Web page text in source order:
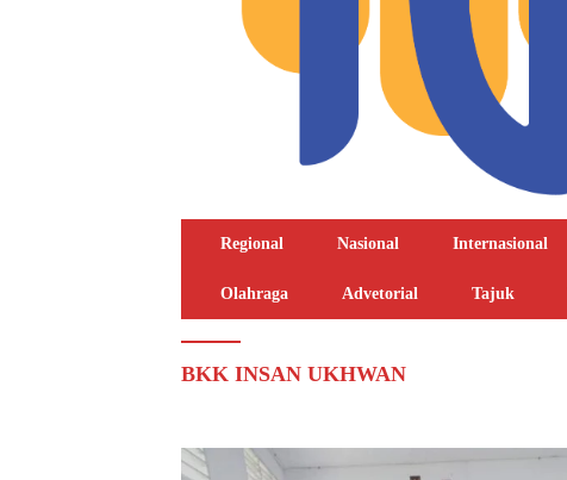
Regional Nasional Internasional
Olahraga Advetorial Tajuk
BKK INSAN UKHWAN